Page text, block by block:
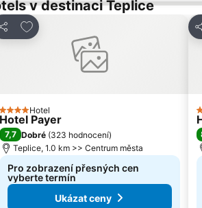
v destinaci Teplice
Sdílet
Přidat na seznam oblíbených
4 Počet hvězdiček
Hotel
Hotel Payer
7,7 Dobré (323 hodnocení)
Teplice, 1.0 km >> Centrum města
Pro zobrazení přesných cen
vyberte termín
Ukázat ceny